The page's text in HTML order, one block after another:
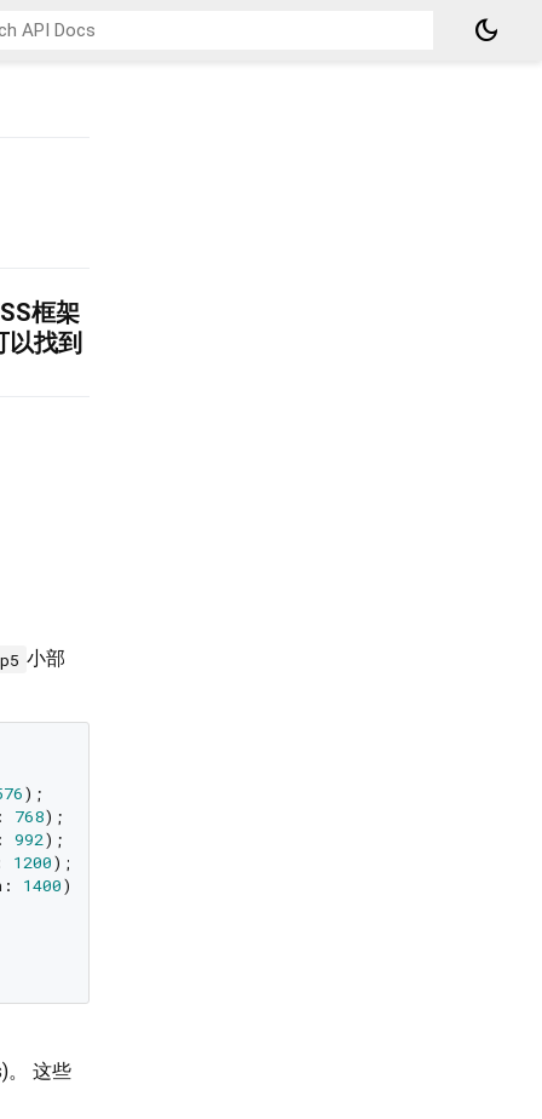
dark_mode
框架
找到
小部
);
768);
992);
1200);
1400);
。 这些